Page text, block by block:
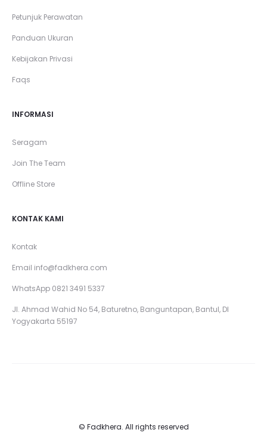
Petunjuk Perawatan
Panduan Ukuran
Kebijakan Privasi
Faqs
INFORMASI
Seragam
Join The Team
Offline Store
KONTAK KAMI
Kontak
Email info@fadkhera.com
WhatsApp 0821 3491 5337
Jl. Ahmad Wahid No 54, Baturetno, Banguntapan, Bantul, DI
Yogyakarta 55197
© Fadkhera. All rights reserved